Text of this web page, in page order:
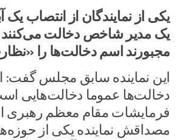
یکی از نمایندگان از انتصاب یک
یک مدیر شاخص دخالت می‌کنند
مجبورند اسم دخالت‌ها را
این نماینده سابق مجلس گفت:
دخالت‌ها عموما دخالت‌هایی
فرمایشات مقام معظم رهبری
مصداقش نماینده یکی از